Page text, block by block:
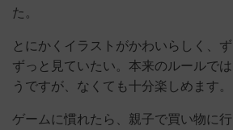
た。
とにかくイラストがかわいらしく、
ずっと見ていたい。本来のルールで
うですが、なくても十分楽しめます。
ゲームに慣れたら、親子で買い物に